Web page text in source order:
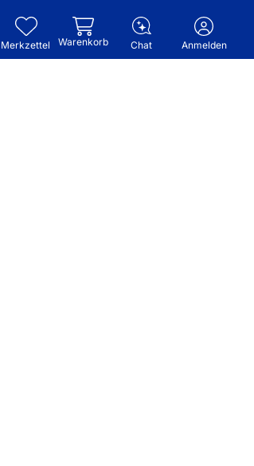
Merkzettel Warenkorb Chat Anmelden